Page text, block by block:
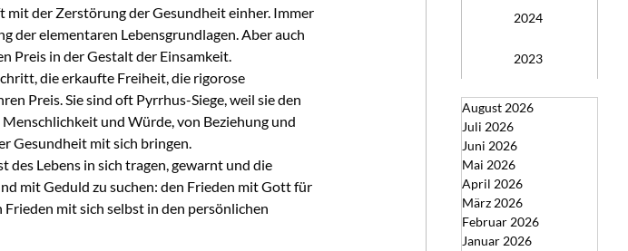
der Zerstörung der Gesundheit einher. Immer
elementaren Lebensgrundlagen. Aber auch
Preis in der Gestalt der Einsamkeit.
die erkaufte Freiheit, die rigorose
Preis. Sie sind oft Pyrrhus-Siege, weil sie den
und Würde, von Beziehung und
Gesundheit mit sich bringen.
des Lebens in sich tragen, gewarnt und die
mit Geduld zu suchen: den Frieden mit Gott für
mit sich selbst in den persönlichen
2024
2023
August 2026
Juli 2026
Juni 2026
Mai 2026
April 2026
März 2026
Februar 2026
Januar 2026